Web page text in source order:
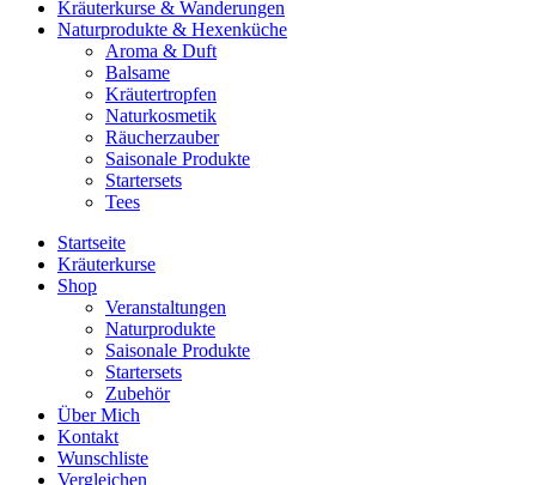
Kräuterkurse & Wanderungen
Naturprodukte & Hexenküche
Aroma & Duft
Balsame
Kräutertropfen
Naturkosmetik
Räucherzauber
Saisonale Produkte
Startersets
Tees
Startseite
Kräuterkurse
Shop
Veranstaltungen
Naturprodukte
Saisonale Produkte
Startersets
Zubehör
Über Mich
Kontakt
Wunschliste
Vergleichen